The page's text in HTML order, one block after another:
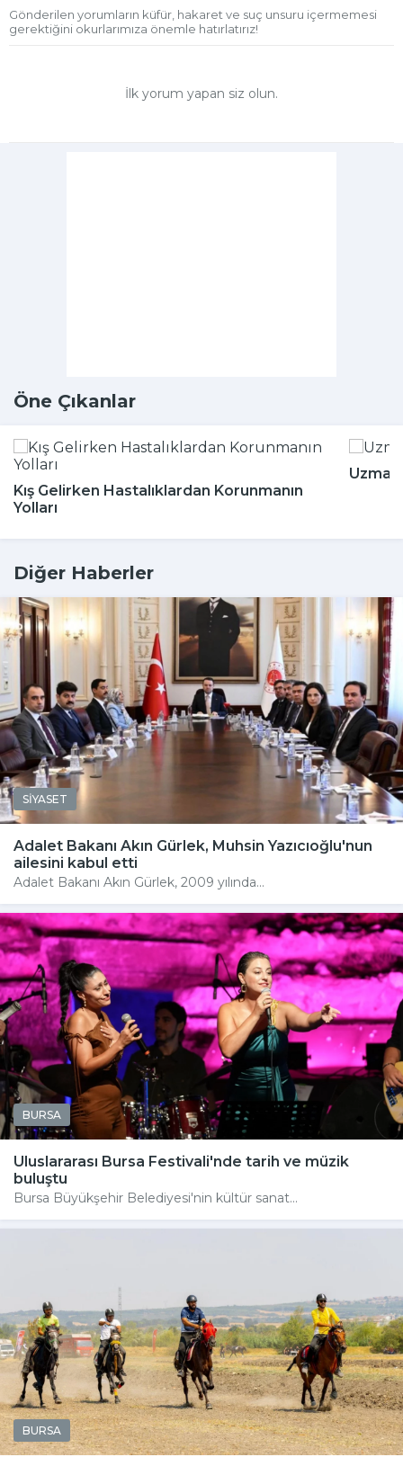
Gönderilen yorumların küfür, hakaret ve suç unsuru içermemesi
gerektiğini okurlarımıza önemle hatırlatırız!
İlk yorum yapan siz olun.
Öne Çıkanlar
Kış Gelirken Hastalıklardan Korunmanın
Yolları
Diğer Haberler
SİYASET
Adalet Bakanı Akın Gürlek, Muhsin Yazıcıoğlu'nun
ailesini kabul etti
Adalet Bakanı Akın Gürlek, 2009 yılında...
BURSA
Uluslararası Bursa Festivali'nde tarih ve müzik
buluştu
Bursa Büyükşehir Belediyesi'nin kültür sanat...
BURSA